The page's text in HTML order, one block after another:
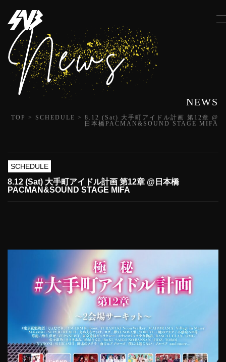
NEWS
TOP > SCHEDULE > 8.12 (Sat) 大手町アイドル計画 第12章 @
日本橋PACMAN&SOUND STAGE MIFA
SCHEDULE
8.12 (Sat) 大手町アイドル計画 第12章 @日本橋
PACMAN&SOUND STAGE MIFA